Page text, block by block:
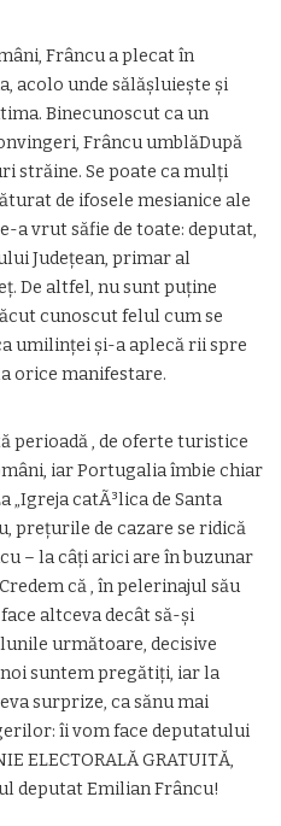
Frâncu a plecat în
acolo unde sălășluiește și
Binecunoscut ca un
Frâncu umblăDupă
străine. Se poate ca mulți
de ifosele mesianice ale
vrut săfie de toate: deputat,
Județean, primar al
De altfel, nu sunt puține
cunoscut felul cum se
umilinței și-a aplecă rii spre
orice manifestare.
perioadă , de oferte turistice
iar Portugalia îmbie chiar
catÃ³lica de Santa
prețurile de cazare se ridică
– la câți arici are în buzunar
că , în pelerinajul său
altceva decât să-și
următoare, decisive
suntem pregătiți, iar la
surprize, ca sănu mai
îi vom face deputatului
ELECTORALĂ GRATUITĂ,
deputat Emilian Frâncu!